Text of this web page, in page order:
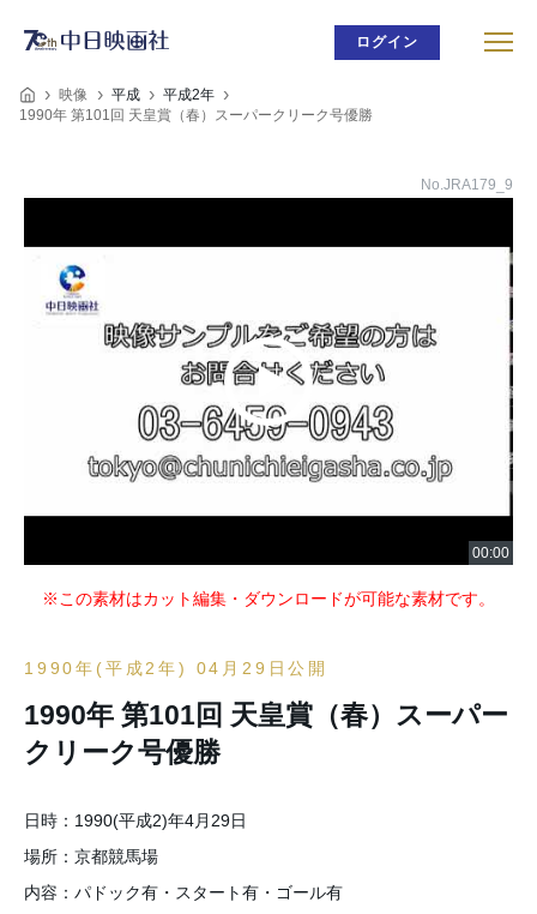
ログイン
映像 平成
平成2年
1990年 第101回 天皇賞（春）スーパークリーク号優勝
No.JRA179_9
※この素材はカット編集・ダウンロードが可能な素材です。
1990年(平成2年) 04月29日公開
1990年 第101回 天皇賞（春）スーパー
クリーク号優勝
日時：1990(平成2)年4月29日
場所：京都競馬場
内容：パドック有・スタート有・ゴール有